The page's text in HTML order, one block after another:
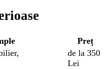
Preț
de la 350
Lei